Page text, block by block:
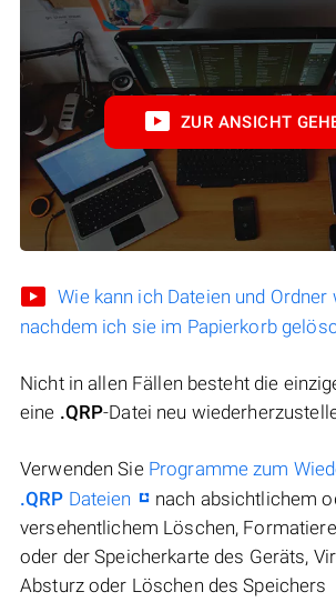
ZUR ANSICHT
Wie kann ich Dateien und
nachdem ich sie im Papierkorb
Nicht in allen Fällen besteht die
eine .QRP-Datei neu
Verwenden Sie Programme zum
.QRP Dateien
nach absichtlichem
versehentlichem Löschen,
oder der Speicherkarte des Geräts,
Absturz oder Löschen des Speichers